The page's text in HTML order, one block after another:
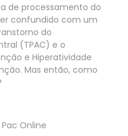
de processamento do
confundido com um
do
(TPAC) e o
e Hiperatividade
Mas então, como